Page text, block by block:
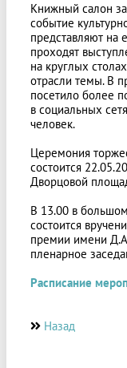
Книжный салон
событие
представляют на
проходят
на круглых
отрасли темы. В
посетило более
в социальных
человек.
Церемония
состоится
Дворцовой
В 13.00 в
состоится
премии имени
пленарное
Расписание
Назад